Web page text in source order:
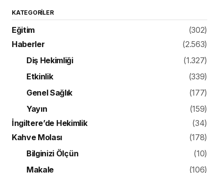
KATEGORILER
Eğitim
(302)
Haberler
(2.563)
Diş Hekimliği
(1.327)
Etkinlik
(339)
Genel Sağlık
(177)
Yayın
(159)
İngiltere’de Hekimlik
(34)
Kahve Molası
(178)
Bilginizi Ölçün
(10)
Makale
(106)